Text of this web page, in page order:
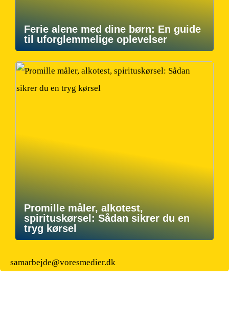
Ferie alene med dine børn: En guide
til uforglemmelige oplevelser
Promille måler, alkotest,
spirituskørsel: Sådan sikrer du en
tryg kørsel
samarbejde@voresmedier.dk